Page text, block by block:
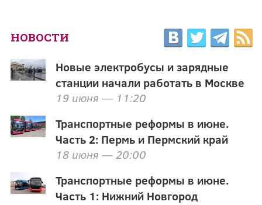
НОВОСТИ
Новые электробусы и зарядные
станции начали работать в Москве
19 июня — 11:20
Транспортные реформы в июне.
Часть 2: Пермь и Пермский край
18 июня — 20:00
Транспортные реформы в июне.
Часть 1: Нижний Новгород